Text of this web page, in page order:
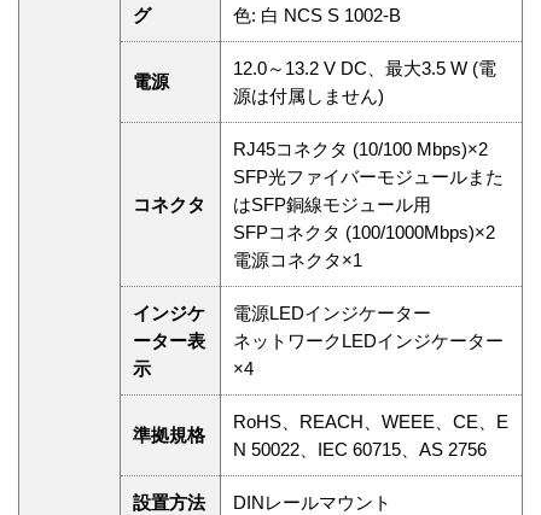
グ
色: 白 NCS S 1002‑B
電源
12.0～13.2 V DC、最大3.5 W (電
源は付属しません)
コネクタ
RJ45コネクタ (10/100 Mbps)×2
SFP光ファイバーモジュールまた
はSFP銅線モジュール用
SFPコネクタ (100/1000Mbps)×2
電源コネクタ×1
インジケ
ーター表
示
電源LEDインジケーター
ネットワークLEDインジケーター
×4
準拠規格
RoHS、REACH、WEEE、CE、E
N 50022、IEC 60715、AS 2756
設置方法 DINレールマウント